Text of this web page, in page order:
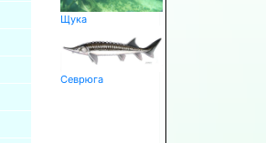
Щука
Севрюга